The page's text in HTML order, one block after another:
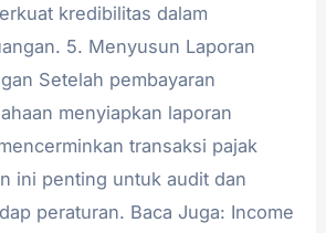
kredibilitas dalam
5. Menyusun Laporan
Setelah pembayaran
menyiapkan laporan
transaksi pajak
ini penting untuk audit dan
peraturan. Baca Juga: Income